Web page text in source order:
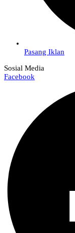
Pasang Iklan
Sosial Media
Facebook